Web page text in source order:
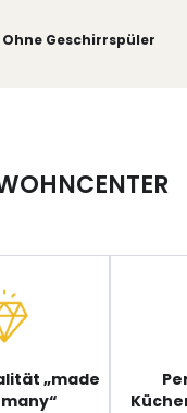
Ohne Geschirrspüler
„made